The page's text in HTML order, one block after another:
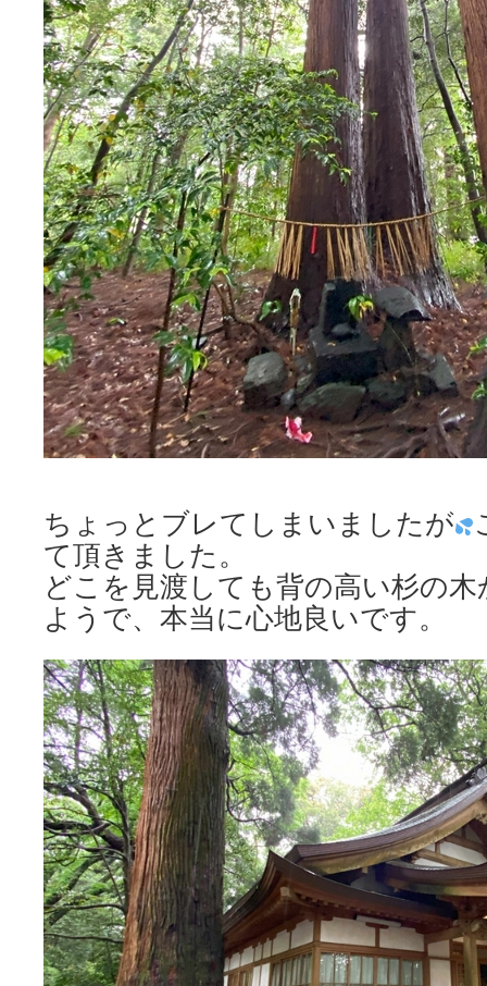
ちょっとブレてしまいましたが
て頂きました。
どこを見渡しても背の高い杉の
ようで、本当に心地良いです。